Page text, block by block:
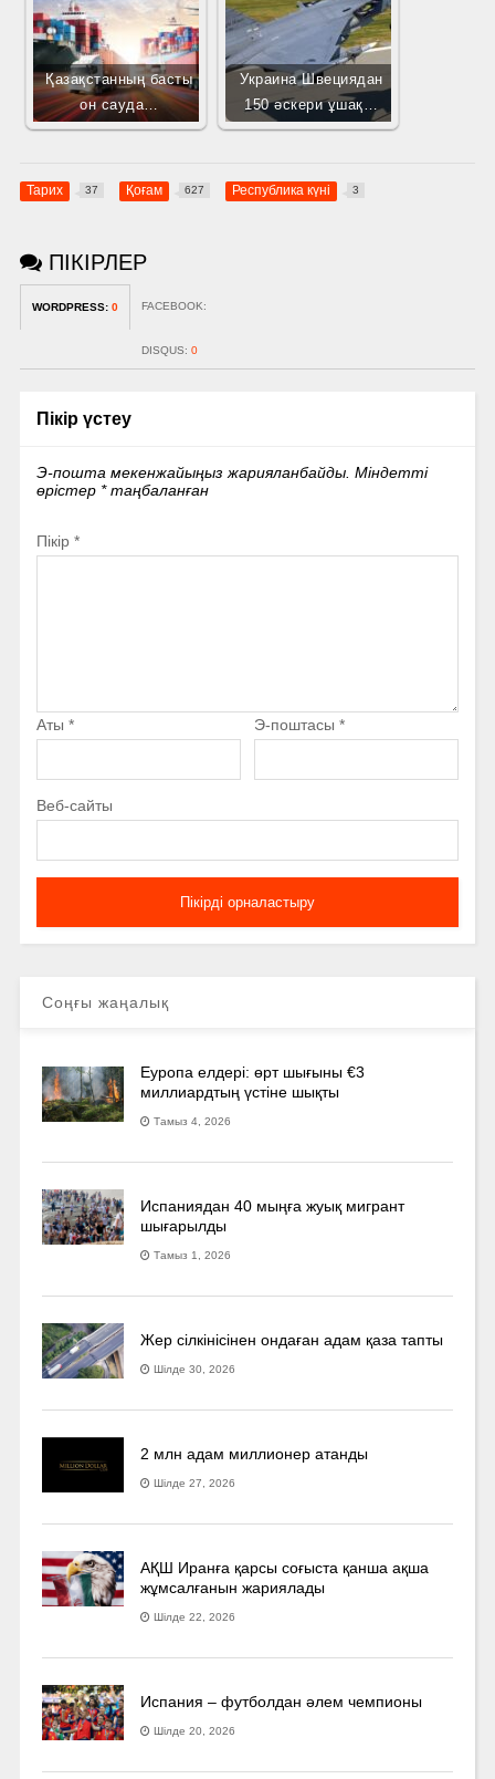
Қазақстанның басты
он сауда…
Украина Швециядан
150 әскери ұшақ…
Тарих 37 Қоғам 627 Республика күні 3
ПІКІРЛЕР
WORDPRESS: 0 FACEBOOK:
DISQUS: 0
Пікір үстеу
Э-пошта мекенжайыңыз жарияланбайды. Міндетті
өрістер *таңбаланған
Пікір *
Аты * Э-поштасы *
Веб-сайты
Соңғы жаңалық
Еуропа елдері: өрт шығыны €3
миллиардтың үстіне шықты
Тамыз 4, 2026
Испаниядан 40 мыңға жуық мигрант
шығарылды
Тамыз 1, 2026
Жер сілкінісінен ондаған адам қаза тапты
Шілде 30, 2026
2 млн адам миллионер атанды
Шілде 27, 2026
АҚШ Иранға қарсы соғыста қанша ақша
жұмсалғанын жариялады
Шілде 22, 2026
Испания – футболдан әлем чемпионы
Шілде 20, 2026